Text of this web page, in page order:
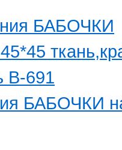
БАБОЧКИ